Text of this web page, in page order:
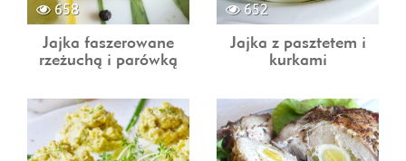
658
Jajka faszerowane
rzeżuchą i parówką
652
Jajka z pasztetem i
kurkami